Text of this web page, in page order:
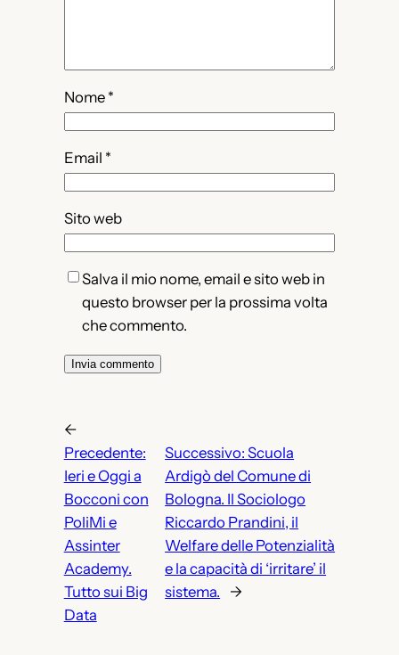
Nome *
Email *
Sito web
Salva il mio nome, email e sito web in
questo browser per la prossima volta
che commento.
←
Precedente:
Ieri e Oggi a
Bocconi con
PoliMi e
Assinter
Academy.
Tutto sui Big
Data
Successivo:Scuola
Ardigò del Comune di
Bologna. Il Sociologo
Riccardo Prandini, il
Welfare delle Potenzialità
e la capacità di ‘irritare’ il
sistema.
→